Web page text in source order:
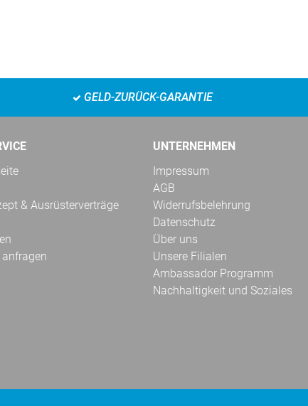
GELD-ZURÜCK-GARANTIE
& Ausrüsterverträge
UNTERNEHMEN
Impressum
AGB
Widerrufsbelehrung
Datenschutz
Über uns
Unsere Filialen
Ambassador Programm
Nachhaltigkeit und Soziales